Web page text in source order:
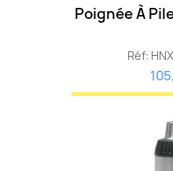
Poignée À
Réf: